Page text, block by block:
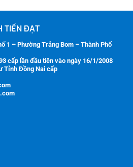
TIẾN ĐẠT
1 – Phường Trảng Bom – Thành Phố
cấp lần đầu tiên vào ngày 16/1/2008
Tỉnh Đồng Nai cấp